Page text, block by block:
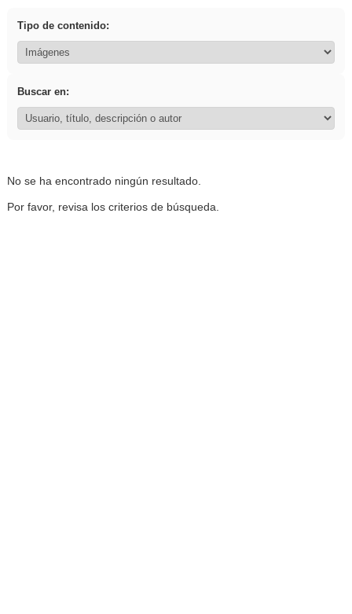
Tipo de contenido:
Buscar en:
No se ha encontrado ningún resultado.
Por favor, revisa los criterios de búsqueda.